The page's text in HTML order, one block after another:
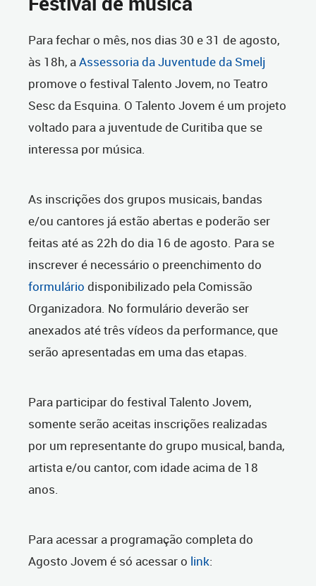
Para fechar o mês, nos dias 30 e 31 de agosto,
às 18h, aAssessoria da Juventude da Smelj
promove o festival Talento Jovem, no Teatro
Sesc da Esquina. O Talento Jovem é um projeto
voltado para a juventude de Curitiba que se
interessa por música.
As inscrições dos grupos musicais, bandas
e/ou cantores já estão abertas e poderão ser
feitas até as 22h do dia 16 de agosto. Para se
inscrever é necessário o preenchimento do
formulário disponibilizado pela Comissão
Organizadora. No formulário deverão ser
anexados até três vídeos da performance, que
serão apresentadas em uma das etapas.
Para participar do festival Talento Jovem,
somente serão aceitas inscrições realizadas
por um representante do grupo musical, banda,
artista e/ou cantor, com idade acima de 18
anos.
Para acessar a programação completa do
Agosto Jovem é só acessar o link: